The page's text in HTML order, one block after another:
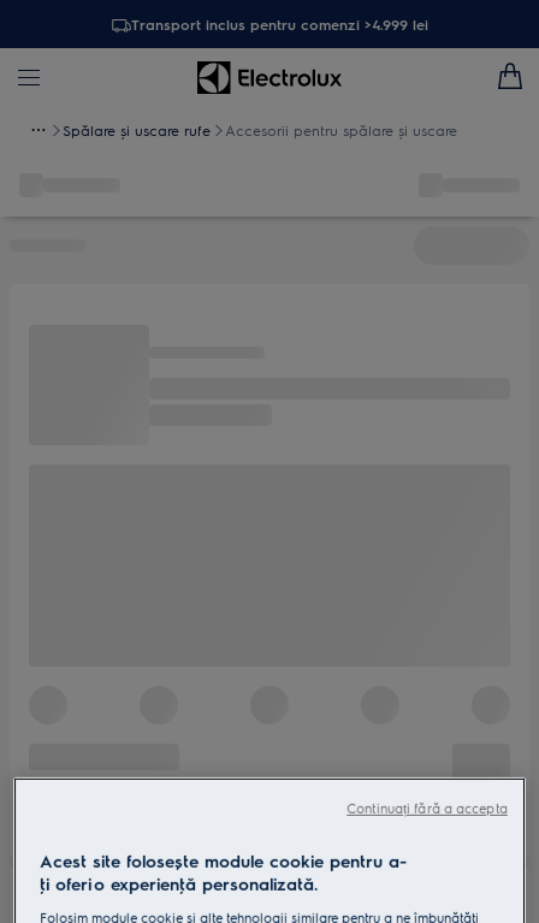
Transport inclus pentru comenzi >4.999 lei
Spălare și uscare rufe Accesorii pentru spălare şi uscare
Acest site folosește module cookie pentru a-
ţi oferi o experienţă personalizată.
Folosim module cookie și alte tehnologii similare pentru a ne îmbunătăţi
Continuați fără a accepta